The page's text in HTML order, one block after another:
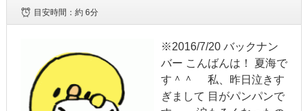
目安時間：約 6分
※2016/7/20 バックナン
バー こんばんは！ 夏海で
す＾＾ 私、昨日泣きす
ぎまして 目がパンパンで